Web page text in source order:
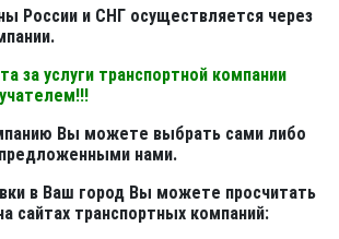
России и СНГ осуществляется через
за услуги транспортной компании
Вы можете выбрать сами либо
нами.
в Ваш город Вы можете просчитать
сайтах транспортных компаний: